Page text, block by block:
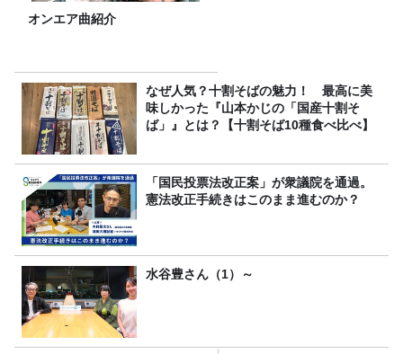
オンエア曲紹介
なぜ人気？十割そばの魅力！ 最高に美
味しかった『山本かじの「国産十割そ
ば」』とは？【十割そば10種食べ比べ】
「国民投票法改正案」が衆議院を通過。
憲法改正手続きはこのまま進むのか？
水谷豊さん（1）～